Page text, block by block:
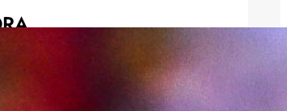
l’attacco: si valuta Daniel Jebbison